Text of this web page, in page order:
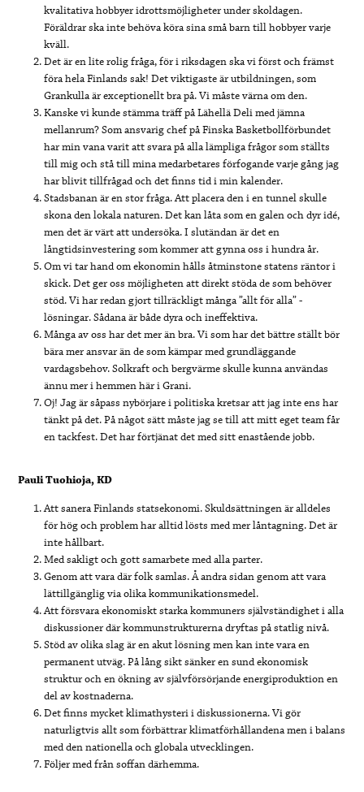
kvalitativa hobbyer idrottsmöjligheter under skoldagen.
Föräldrar ska inte behöva köra sina små barn till hobbyer varje
kväll.
Det är en lite rolig fråga, för i riksdagen ska vi först och främst
föra hela Finlands sak! Det viktigaste är utbildningen, som
Grankulla är exceptionellt bra på. Vi måste värna om den.
Kanske vi kunde stämma träff på Lähellä Deli med jämna
mellanrum? Som ansvarig chef på Finska Basketbollförbundet
har min vana varit att svara på alla lämpliga frågor som ställts
till mig och stå till mina medarbetares förfogande varje gång jag
har blivit tillfrågad och det finns tid i min kalender.
Stadsbanan är en stor fråga. Att placera den i en tunnel skulle
skona den lokala naturen. Det kan låta som en galen och dyr idé,
men det är värt att undersöka. I slutändan är det en
långtidsinvestering som kommer att gynna oss i hundra år.
Om vi tar hand om ekonomin hålls åtminstone statens räntor i
skick. Det ger oss möjligheten att direkt stöda de som behöver
stöd. Vi har redan gjort tillräckligt många ”allt för alla” -
lösningar. Sådana är både dyra och ineffektiva.
Många av oss har det mer än bra. Vi som har det bättre ställt bör
bära mer ansvar än de som kämpar med grundläggande
vardagsbehov. Solkraft och bergvärme skulle kunna användas
ännu mer i hemmen här i Grani.
Oj! Jag är såpass nybörjare i politiska kretsar att jag inte ens har
tänkt på det. På något sätt måste jag se till att mitt eget team får
en tackfest. Det har förtjänat det med sitt enastående jobb.
Pauli Tuohioja, KD
Att sanera Finlands statsekonomi. Skuldsättningen är alldeles
för hög och problem har alltid lösts med mer låntagning. Det är
inte hållbart.
Med sakligt och gott samarbete med alla parter.
Genom att vara där folk samlas. Å andra sidan genom att vara
lättillgänglig via olika kommunikationsmedel.
Att försvara ekonomiskt starka kommuners självständighet i alla
diskussioner där kommunstrukturerna dryftas på statlig nivå.
Stöd av olika slag är en akut lösning men kan inte vara en
permanent utväg. På lång sikt sänker en sund ekonomisk
struktur och en ökning av självförsörjande energiproduktion en
del av kostnaderna.
Det finns mycket klimathysteri i diskussionerna. Vi gör
naturligtvis allt som förbättrar klimatförhållandena men i balans
med den nationella och globala utvecklingen.
Följer med från soffan därhemma.